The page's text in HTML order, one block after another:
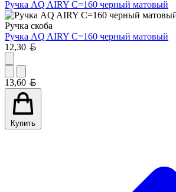
Ручка AQ AIRY С=160 черный матовый
Ручка скоба
Ручка AQ AIRY С=160 черный матовый
12,30
13,60
Купить